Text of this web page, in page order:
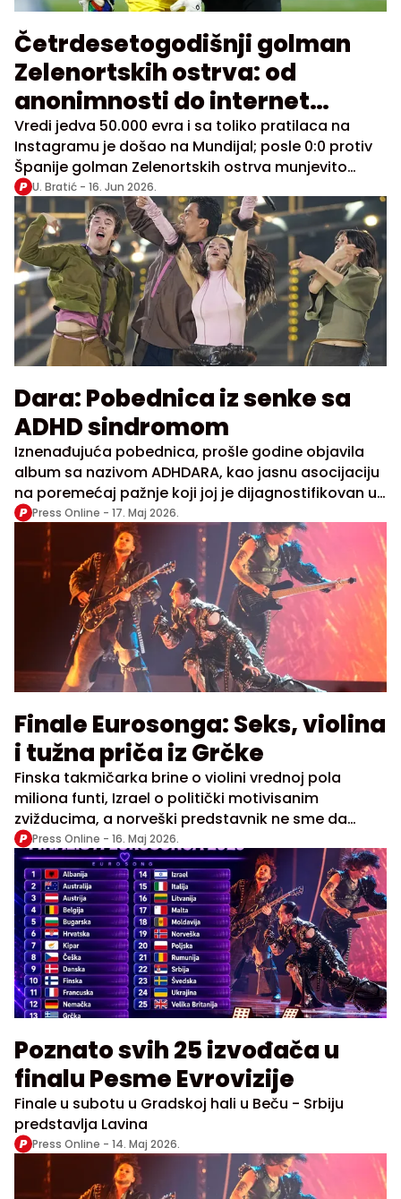
Četrdesetogodišnji golman
Zelenortskih ostrva: od
anonimnosti do internet
senzacije
Vredi jedva 50.000 evra i sa toliko pratilaca na
Instagramu je došao na Mundijal; posle 0:0 protiv
Španije golman Zelenortskih ostrva munjevito
stigao do preko 6 miliona folovera
U. Bratić - 16. Jun 2026.
Dara: Pobednica iz senke sa
ADHD sindromom
Iznenađujuća pobednica, prošle godine objavila
album sa nazivom ADHDARA, kao jasnu asocijaciju
na poremećaj pažnje koji joj je dijagnostifikovan u
zrelom dobu
Press Online - 17. Maj 2026.
Finale Eurosonga: Seks, violina
i tužna priča iz Grčke
Finska takmičarka brine o violini vrednoj pola
miliona funti, Izrael o politički motivisanim
zvižducima, a norveški predstavnik ne sme da
izgleda previše seksi
Press Online - 16. Maj 2026.
Poznato svih 25 izvođača u
finalu Pesme Evrovizije
Finale u subotu u Gradskoj hali u Beču - Srbiju
predstavlja Lavina
Press Online - 14. Maj 2026.